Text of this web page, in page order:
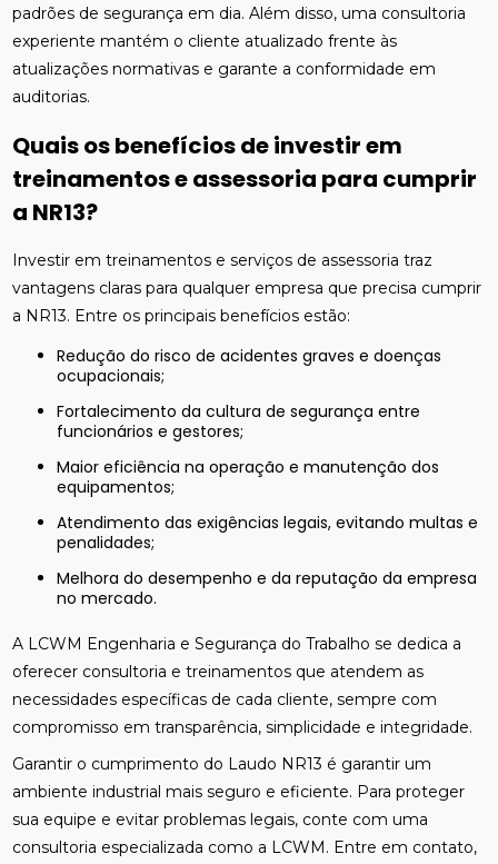
padrões de segurança em dia. Além disso, uma consultoria
experiente mantém o cliente atualizado frente às
atualizações normativas e garante a conformidade em
auditorias.
Quais os benefícios de investir em
treinamentos e assessoria para cumprir
a NR13?
Investir em treinamentos e serviços de assessoria traz
vantagens claras para qualquer empresa que precisa cumprir
a NR13. Entre os principais benefícios estão:
Redução do risco de acidentes graves e doenças
ocupacionais;
Fortalecimento da cultura de segurança entre
funcionários e gestores;
Maior eficiência na operação e manutenção dos
equipamentos;
Atendimento das exigências legais, evitando multas e
penalidades;
Melhora do desempenho e da reputação da empresa
no mercado.
A LCWM Engenharia e Segurança do Trabalho se dedica a
oferecer consultoria e treinamentos que atendem as
necessidades específicas de cada cliente, sempre com
compromisso em transparência, simplicidade e integridade.
Garantir o cumprimento do Laudo NR13 é garantir um
ambiente industrial mais seguro e eficiente. Para proteger
sua equipe e evitar problemas legais, conte com uma
consultoria especializada como a LCWM. Entre em contato,